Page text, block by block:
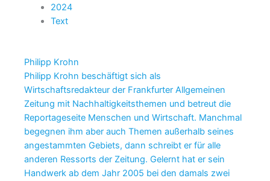
2024
Text
Philipp Krohn
Philipp Krohn beschäftigt sich als
Wirtschaftsredakteur der Frankfurter Allgemeinen
Zeitung mit Nachhaltigkeitsthemen und betreut die
Reportageseite Menschen und Wirtschaft. Manchmal
begegnen ihm aber auch Themen außerhalb seines
angestammten Gebiets, dann schreibt er für alle
anderen Ressorts der Zeitung. Gelernt hat er sein
Handwerk ab dem Jahr 2005 bei den damals zwei